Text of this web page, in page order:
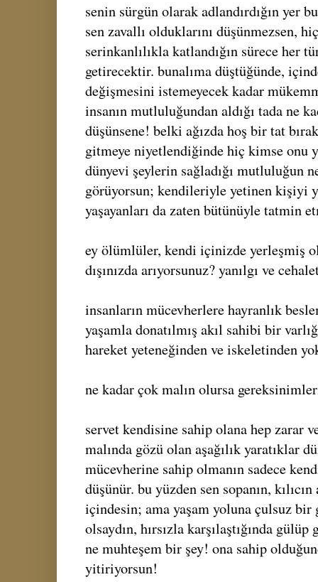
senin sürgün olarak adlandırdığın yer
sen zavallı olduklarını düşünmezsen,
serinkanlılıkla katlandığın sürece her
getirecektir. bunalıma düştüğünde,
değişmesini istemeyecek kadar
insanın mutluluğundan aldığı tada ne
düşünsene! belki ağızda hoş bir tat
gitmeye niyetlendiğinde hiç kimse onu
dünyevi şeylerin sağladığı mutluluğun
görüyorsun; kendileriyle yetinen kişiyi
yaşayanları da zaten bütünüyle tatmin
ey ölümlüler, kendi içinizde yerleşmiş
dışınızda arıyorsunuz? yanılgı ve
insanların mücevherlere hayranlık
yaşamla donatılmış akıl sahibi bir
hareket yeteneğinden ve iskeletinden
ne kadar çok malın olursa
servet kendisine sahip olana hep zarar
malında gözü olan aşağılık yaratıklar
mücevherine sahip olmanın sadece
düşünür. bu yüzden sen sopanın,
içindesin; ama yaşam yoluna çulsuz bir
olsaydın, hırsızla karşılaştığında
ne muhteşem bir şey! ona sahip
yitiriyorsun!